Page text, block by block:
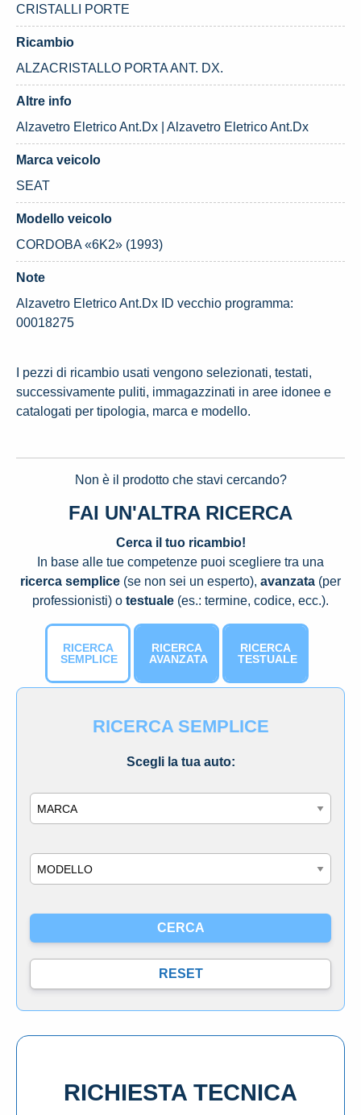
CRISTALLI PORTE
Ricambio
ALZACRISTALLO PORTA ANT. DX.
Altre info
Alzavetro Eletrico Ant.Dx | Alzavetro Eletrico Ant.Dx
Marca veicolo
SEAT
Modello veicolo
CORDOBA «6K2» (1993)
Note
Alzavetro Eletrico Ant.Dx ID vecchio programma:
00018275
I pezzi di ricambio usati vengono selezionati, testati,
successivamente puliti, immagazzinati in aree idonee e
catalogati per tipologia, marca e modello.
Non è il prodotto che stavi cercando?
FAI UN'ALTRA RICERCA
Cerca il tuo ricambio!
In base alle tue competenze puoi scegliere tra una
ricerca semplice (se non sei un esperto), avanzata (per
professionisti) o testuale (es.: termine, codice, ecc.).
RICERCA
SEMPLICE
RICERCA
AVANZATA
RICERCA
TESTUALE
RICERCA SEMPLICE
Scegli la tua auto:
RICHIESTA TECNICA